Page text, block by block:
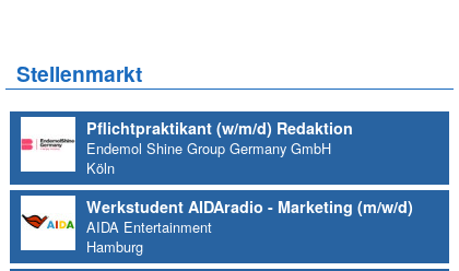
Stellenmarkt
Pflichtpraktikant (w/m/d) Redaktion
Endemol Shine Group Germany GmbH
Köln
Werkstudent AIDAradio - Marketing (m/w/d)
AIDA Entertainment
Hamburg